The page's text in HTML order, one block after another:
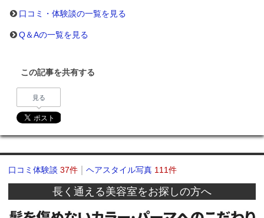
口コミ・体験談の一覧を見る
Q＆Aの一覧を見る
この記事を共有する
見る
口コミ体験談 37件 ヘアスタイル写真 111件
長く通える美容室をお探しの方へ